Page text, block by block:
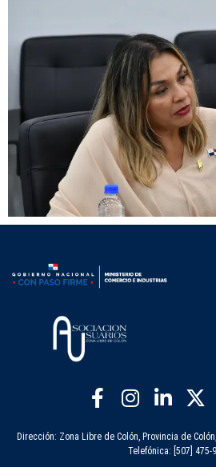
Dirección: Zona Libre de Colón, Provincia de
Telefónica: [507] 475-